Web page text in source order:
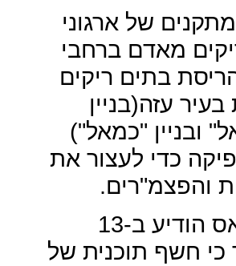
של ארגוני
מאדם ברחבי
בתים ריקים
עזה(בניין
ובניין "כמאל")
כדי לעצור את
והפצמ"רים.
ארגון חמאס הודיע ב-13
כי חשף תוכנית של